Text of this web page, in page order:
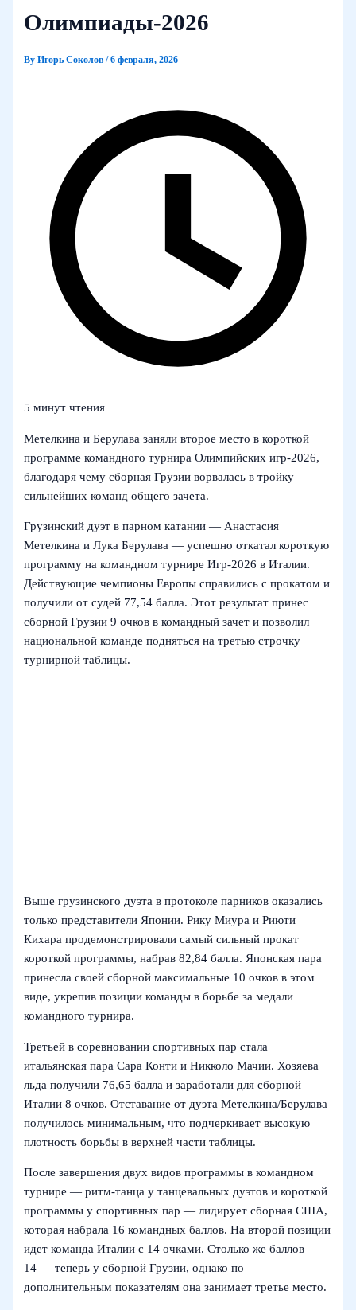
Олимпиады‑2026
ByИгорь Соколов/6 февраля, 2026
5 минут чтения
Метелкина и Берулава заняли второе место в короткой
программе командного турнира Олимпийских игр‑2026,
благодаря чему сборная Грузии ворвалась в тройку
сильнейших команд общего зачета.
Грузинский дуэт в парном катании — Анастасия
Метелкина и Лука Берулава — успешно откатал короткую
программу на командном турнире Игр‑2026 в Италии.
Действующие чемпионы Европы справились с прокатом и
получили от судей 77,54 балла. Этот результат принес
сборной Грузии 9 очков в командный зачет и позволил
национальной команде подняться на третью строчку
турнирной таблицы.
Выше грузинского дуэта в протоколе парников оказались
только представители Японии. Рику Миура и Риюти
Кихара продемонстрировали самый сильный прокат
короткой программы, набрав 82,84 балла. Японская пара
принесла своей сборной максимальные 10 очков в этом
виде, укрепив позиции команды в борьбе за медали
командного турнира.
Третьей в соревновании спортивных пар стала
итальянская пара Сара Конти и Никколо Мачии. Хозяева
льда получили 76,65 балла и заработали для сборной
Италии 8 очков. Отставание от дуэта Метелкина/Берулава
получилось минимальным, что подчеркивает высокую
плотность борьбы в верхней части таблицы.
После завершения двух видов программы в командном
турнире — ритм-танца у танцевальных дуэтов и короткой
программы у спортивных пар — лидирует сборная США,
которая набрала 16 командных баллов. На второй позиции
идет команда Италии с 14 очками. Столько же баллов —
14 — теперь у сборной Грузии, однако по
дополнительным показателям она занимает третье место.